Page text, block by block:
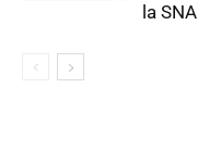
la SNA